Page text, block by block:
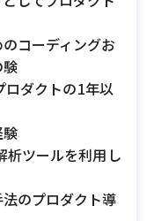
コーディングお
ロダクトの1年以
析ツールを利用し
のプロダクト導